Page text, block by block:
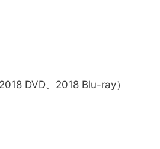
DVD、2018 Blu-ray）